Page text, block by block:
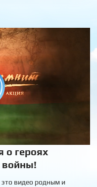
о героях
войны!
видео родным и